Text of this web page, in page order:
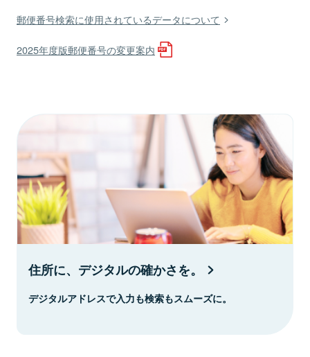
郵便番号検索に使用されているデータについて
2025年度版郵便番号の変更案内
住所に、デジタルの確かさを。
デジタルアドレスで入力も検索もスムーズに。